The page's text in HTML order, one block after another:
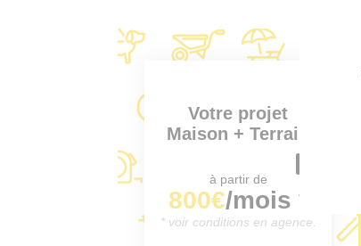
Votre projet
Maison + Terrain
à partir de
800€/mois *
* voir conditions en agence.